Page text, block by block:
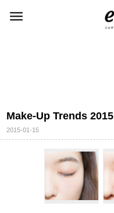
Make-Up Trends 2015
2015-01-15